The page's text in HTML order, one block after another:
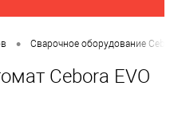
• Сварочное оборудование
Cebora EVO